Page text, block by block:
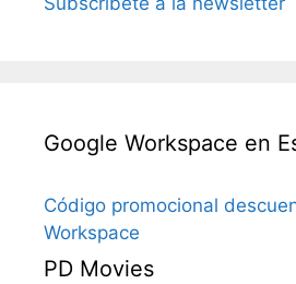
Google Workspace en
Código promocional
Workspace
PD Movies